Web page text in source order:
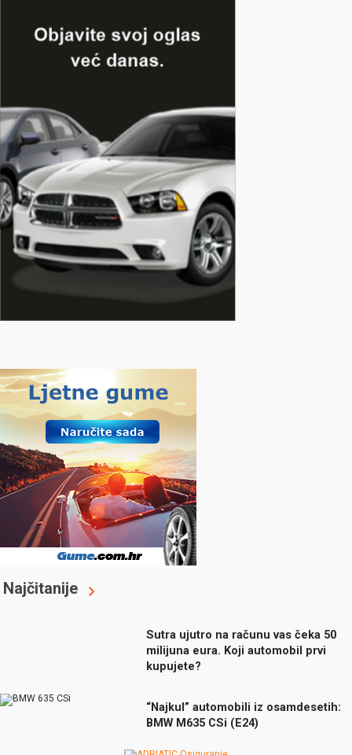
Najčitanije
Sutra ujutro na računu vas čeka 50
milijuna eura. Koji automobil prvi
kupujete?
“Najkul” automobili iz osamdesetih:
BMW M635 CSi (E24)